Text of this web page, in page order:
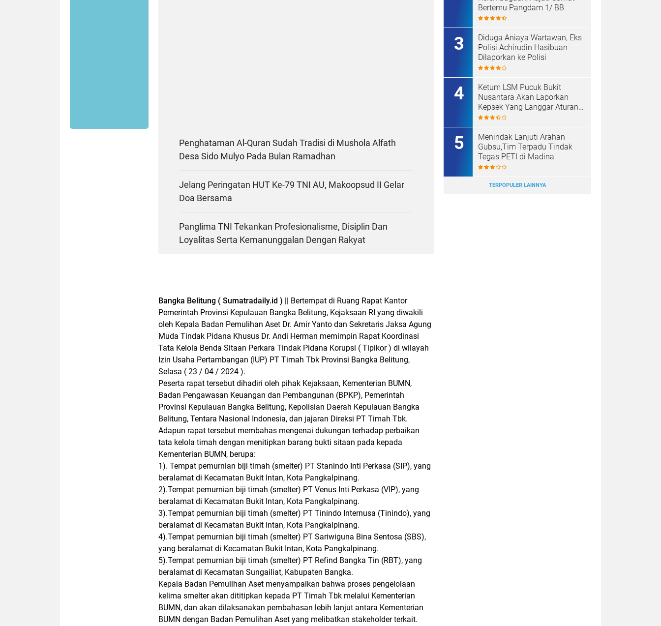
Penghataman Al-Quran Sudah Tradisi di Mushola Alfath
Desa Sido Mulyo Pada Bulan Ramadhan
Jelang Peringatan HUT Ke-79 TNI AU, Makoopsud II Gelar
Doa Bersama
Panglima TNI Tekankan Profesionalisme, Disiplin Dan
Loyalitas Serta Kemanunggalan Dengan Rakyat
Bangka Belitung ( Sumatradaily.id ) || Bertempat di Ruang Rapat Kantor
Pemerintah Provinsi Kepulauan Bangka Belitung, Kejaksaan RI yang diwakili
oleh Kepala Badan Pemulihan Aset Dr. Amir Yanto dan Sekretaris Jaksa Agung
Muda Tindak Pidana Khusus Dr. Andi Herman memimpin Rapat Koordinasi
Tata Kelola Benda Sitaan Perkara Tindak Pidana Korupsi ( Tipikor ) di wilayah
Izin Usaha Pertambangan (IUP) PT Timah Tbk Provinsi Bangka Belitung,
Selasa ( 23 / 04 / 2024 ).
Peserta rapat tersebut dihadiri oleh pihak Kejaksaan, Kementerian BUMN,
Badan Pengawasan Keuangan dan Pembangunan (BPKP), Pemerintah
Provinsi Kepulauan Bangka Belitung, Kepolisian Daerah Kepulauan Bangka
Belitung, Tentara Nasional Indonesia, dan jajaran Direksi PT Timah Tbk.
Adapun rapat tersebut membahas mengenai dukungan terhadap perbaikan
tata kelola timah dengan menitipkan barang bukti sitaan pada kepada
Kementerian BUMN, berupa:
1). Tempat pemurnian biji timah (smelter) PT Stanindo Inti Perkasa (SIP), yang
beralamat di Kecamatan Bukit Intan, Kota Pangkalpinang.
2).Tempat pemurnian biji timah (smelter) PT Venus Inti Perkasa (VIP), yang
beralamat di Kecamatan Bukit Intan, Kota Pangkalpinang.
3).Tempat pemurnian biji timah (smelter) PT Tinindo Internusa (Tinindo), yang
beralamat di Kecamatan Bukit Intan, Kota Pangkalpinang.
4).Tempat pemurnian biji timah (smelter) PT Sariwiguna Bina Sentosa (SBS),
yang beralamat di Kecamatan Bukit Intan, Kota Pangkalpinang.
5).Tempat pemurnian biji timah (smelter) PT Refind Bangka Tin (RBT), yang
beralamat di Kecamatan Sungailiat, Kabupaten Bangka.
Kepala Badan Pemulihan Aset menyampaikan bahwa proses pengelolaan
kelima smelter akan dititipkan kepada PT Timah Tbk melalui Kementerian
BUMN, dan akan dilaksanakan pembahasan lebih lanjut antara Kementerian
BUMN dengan Badan Pemulihan Aset yang melibatkan stakeholder terkait.
Bertemu Pangdam 1/ BB
Diduga Aniaya Wartawan, Eks
Polisi Achirudin Hasibuan
Dilaporkan ke Polisi
Ketum LSM Pucuk Bukit
Nusantara Akan Laporkan
Kepsek Yang Langgar Aturan
Menteri ke APH , Terkait Dana
Menindak Lanjuti Arahan
Gubsu,Tim Terpadu Tindak
Tegas PETI di Madina
TERPOPULER LAINNYA